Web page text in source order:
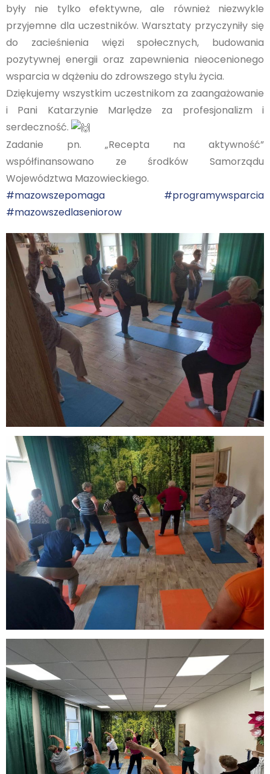
były nie tylko efektywne, ale również niezwykle
przyjemne dla uczestników. Warsztaty przyczyniły się
do zacieśnienia więzi społecznych, budowania
pozytywnej energii oraz zapewnienia nieocenionego
wsparcia w dążeniu do zdrowszego stylu życia.
Dziękujemy wszystkim uczestnikom za zaangażowanie
i Pani Katarzynie Marlędze za profesjonalizm i
serdeczność.
Zadanie pn. „Recepta na aktywność”
współfinansowano ze środków Samorządu
Województwa Mazowieckiego.
#mazowszepomaga
#programywsparcia
#mazowszedlaseniorow